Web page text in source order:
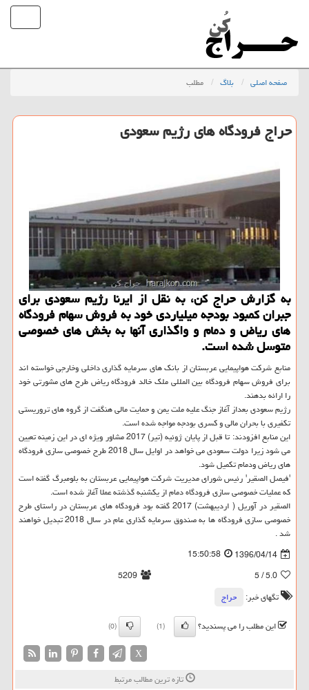
صفحه اصلی بلاگ مطلب
حراج فرودگاه های رژیم سعودی
به گزارش حراج كن، به نقل از ایرنا رژیم سعودی برای
جبران كمبود بودجه میلیاردی خود به فروش سهام فرودگاه
های ریاض و دمام و واگذاری آنها به بخش های خصوصی
متوسل شده است.
منابع شركت هواپیمایی عربستان از بانك های سرمایه گذاری داخلی وخارجی خواسته اند
برای فروش سهام فرودگاه بین المللی ملك خالد فرودگاه ریاض طرح های مشورتی خود
را ارائه بدهند.
رژیم سعودی بعداز آغاز جنگ علیه ملت یمن و حمایت مالی هنگفت از گروه های تروریستی
تكفیری با بحران مالی و كسری بودجه مواجه شده است.
این منابع افزودند: تا قبل از پایان ژوئیه (تیر) 2017 مشاور ویژه ای در این زمینه تعیین
می شود زیرا دولت سعودی می خواهد در اوایل سال 2018 طرح خصوصی سازی فرودگاه
های ریاض ودمام تكمیل شود.
'فیصل الصقیر' رئیس شورای مدیریت شركت هواپیمایی عربستان به بلومبرگ گفته است
كه عملیات خصوصی سازی فرودگاه دمام از یكشنبه گذشته عملا آغاز شده است.
الصقیر در آوریل ( اردیبهشت) 2017 گفته بود فرودگاه های عربستان در راستای طرح
خصوصی سازی فرودگاه ها به صندوق سرمایه گذاری عام در سال 2018 تبدیل خواهند
شد .
1396/04/14
15:50:58
5.0
/ 5
5209
تگهای خبر:
حراج
این مطلب را می پسندید؟
(1)
(0)
X
تازه ترین مطالب مرتبط